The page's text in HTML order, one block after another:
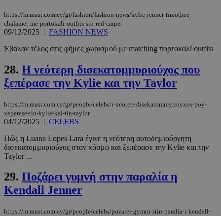
https://m.must.com.cy/gr/fashion/fashion-news/kylie-jenner-timothee-
chalamet-me-portokali-outfits-sto-red-carpet
09/12/2025 | FASHION NEWS
Έβαλαν τέλος στις φήμες χωρισμού με matching πορτοκαλί outfits
28. Η νεότερη δισεκατομμυριούχος που
ξεπέρασε την Kylie και την Taylor
https://m.must.com.cy/gr/people/celebs/i-neoteri-disekatommyrioyxos-poy-
xeperase-tin-kylie-kai-tin-taylor
04/12/2025 | CELEBS
Πώς η Luana Lopes Lara έγινε η νεότερη αυτοδημιούργητη
δισεκατομμυριούχος στον κόσμο και ξεπέρασε την Kylie και την
Taylor ...
29. Ποζάρει γυμνή στην παραλία η
Kendall Jenner
https://m.must.com.cy/gr/people/celebs/pozarei-gymni-stin-paralia-i-kendall-
PHPSESSID
PHP.net
συνεδρία